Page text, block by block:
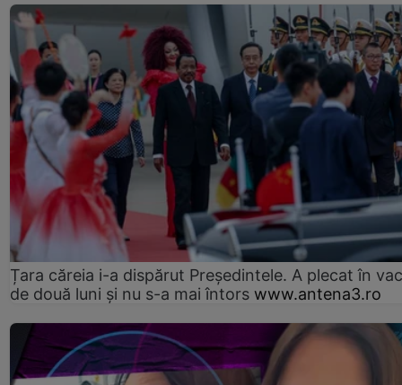
Țara căreia i-a dispărut Președintele. A plecat în
de două luni și nu s-a mai întors www.antena3.ro